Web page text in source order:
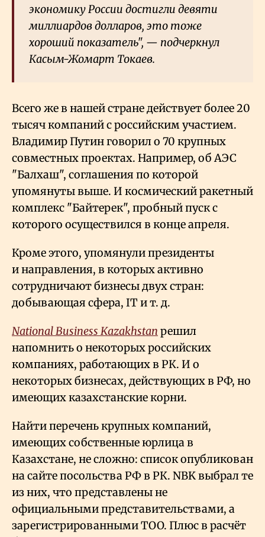
экономику России достигли девяти
миллиардов долларов, это тоже
хороший показатель", — подчеркнул
Касым-Жомарт Токаев.
Всего же в нашей стране действует более 20
тысяч компаний с российским участием.
Владимир Путин говорил о 70 крупных
совместных проектах. Например, об АЭС
"Балхаш", соглашения по которой
упомянуты выше. И космический ракетный
комплекс "Байтерек", пробный пуск с
которого осуществился в конце апреля.
Кроме этого, упомянули президенты
и направления, в которых активно
сотрудничают бизнесы двух стран:
добывающая сфера, IT и т. д.
National Business Kazakhstan решил
напомнить о некоторых российских
компаниях, работающих в РК. И о
некоторых бизнесах, действующих в РФ, но
имеющих казахстанские корни.
Найти перечень крупных компаний,
имеющих собственные юрлица в
Казахстане, не сложно: список опубликован
на сайте посольства РФ в РК. NBK выбрал те
из них, что представлены не
официальными представительствами, а
зарегистрированными ТОО. Плюс в расчёт